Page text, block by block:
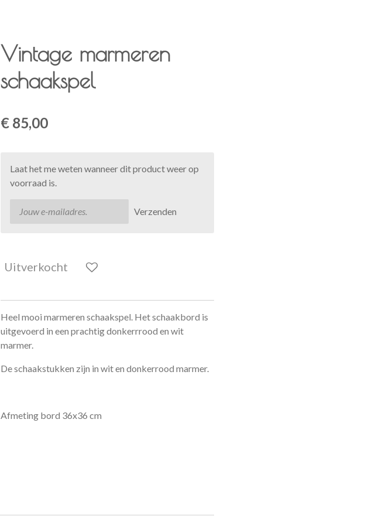
Vintage marmeren
schaakspel
€ 85,00
Laat het me weten wanneer dit product weer op
voorraad is.
Verzenden
Uitverkocht
Heel mooi marmeren schaakspel. Het schaakbord is
uitgevoerd in een prachtig donkerrrood en wit
marmer.
De schaakstukken zijn in wit en donkerrood marmer.
Afmeting bord 36x36 cm